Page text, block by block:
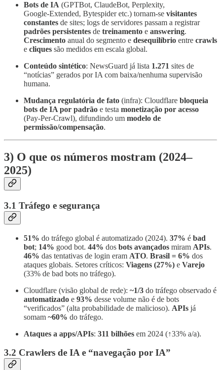
Bots de IA (GPTBot, ClaudeBot, Perplexity,
Google‑Extended, Bytespider etc.) tornam‑se visitantes
constantes de sites; logs de servidores passam a registrar
padrões persistentes de treinamento e answering.
Crescimento anual do segmento e desequilíbrio entre crawls
e cliques são medidos em escala global.
Conteúdo sintético: NewsGuard já lista 1.271 sites de
“notícias” gerados por IA com baixa/nenhuma supervisão
humana.
Mudança regulatória de fato (infra): Cloudflare bloqueia
bots de IA por padrão e testa monetização por acesso
(Pay‑Per‑Crawl), difundindo um modelo de
permissão/compensação.
3) O que os números mostram (2024–
2025)
3.1 Tráfego e segurança
51% do tráfego global é automatizado (2024). 37% é bad
bot; 14% good bot. 44% dos bots avançados miram APIs.
46% das tentativas de login eram ATO. Brasil = 6% dos
ataques globais. Setores críticos: Viagens (27%) e Varejo
(33% de bad bots no tráfego).
Cloudflare (visão global de rede): ~1/3 do tráfego observado é
automatizado e 93% desse volume não é de bots
“verificados” (alta probabilidade de malicioso). APIs já
somam ~60% do tráfego.
Ataques a apps/APIs: 311 bilhões em 2024 (↑33% a/a).
3.2 Crawlers de IA e “navegação por IA”